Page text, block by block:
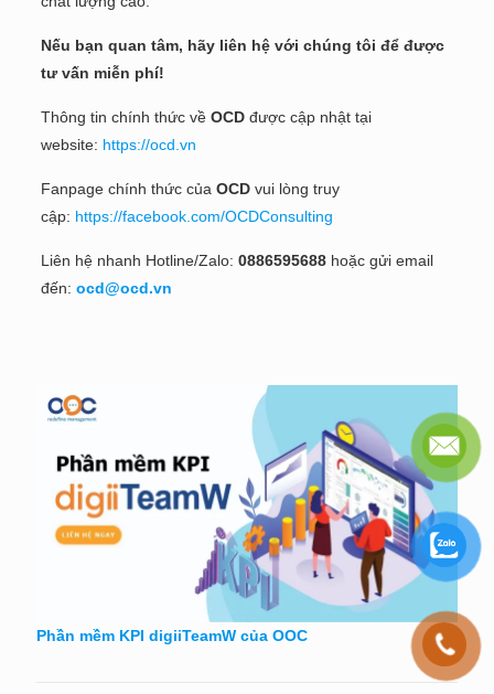
Nếu bạn quan tâm, hãy liên hệ với chúng tôi để được
tư vấn miễn phí!
Thông tin chính thức về OCD được cập nhật tại
website: https://ocd.vn
Fanpage chính thức của OCD vui lòng truy
cập: https://facebook.com/OCDConsulting
Liên hệ nhanh Hotline/Zalo: 0886595688 hoặc gửi email
đến: ocd@ocd.vn
Phần mềm KPI digiiTeamW của OOC